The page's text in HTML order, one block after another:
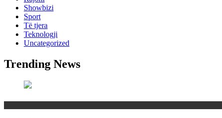
Showbizi
Sport
Të tjera
Teknologji
Uncategorized
Trending News